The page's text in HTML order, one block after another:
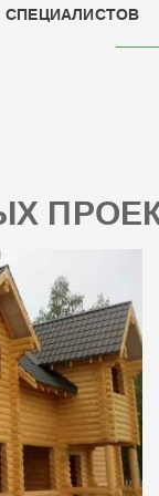
СПЕЦИАЛИСТОВ